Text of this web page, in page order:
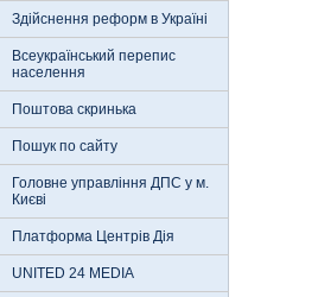
Здійснення реформ в Україні
Всеукраїнський перепис
населення
Поштова скринька
Пошук по сайту
Головне управління ДПС у м.
Києві
Платформа Центрів Дія
UNITED 24 MEDIA